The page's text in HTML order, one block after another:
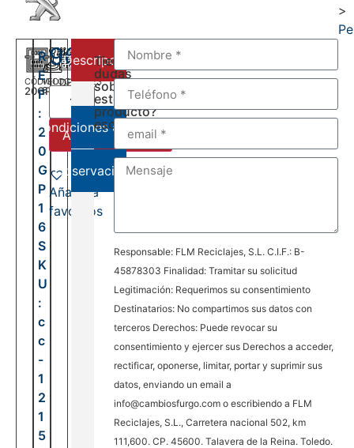
>
CÓDIGO
20GP16
VELOCIDADES
6
DEL:
AL:
R
E
F
:
2
0
G
P
1
6
S
K
U
:
c
c
-
1
2
1
5
960,00€
Añadir al carrito
Añadir a
favoritos
Descripción
Condiciones de venta
Observaciones
Tienes
dudas
sobre
este
producto?
escríbenos:
Responsable: FLM Reciclajes, S.L. C.I.F.: B-
45878303 Finalidad: Tramitar su solicitud
Legitimación: Requerimos su consentimiento
Destinatarios: No compartimos sus datos con
terceros Derechos: Puede revocar su
consentimiento y ejercer sus Derechos a acceder,
rectificar, oponerse, limitar, portar y suprimir sus
datos, enviando un email a
info@cambiosfurgo.com o escribiendo a FLM
Reciclajes, S.L., Carretera nacional 502, km
111,600. CP. 45600. Talavera de la Reina. Toledo.